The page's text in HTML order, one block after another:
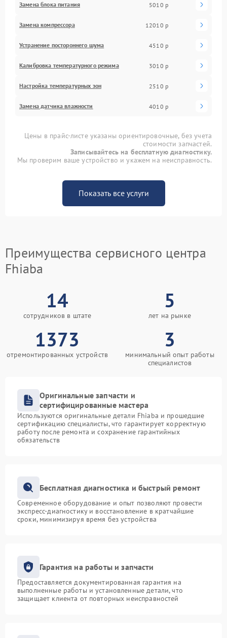
Замена блока питания 5010 р
Замена компрессора 12010 р
Устранение постороннего шума 4510 р
Калибровка температурного режима 3010 р
Настройка температурных зон 2510 р
Замена датчика влажности 4010 р
Цены в прайс-листе указаны ориентировочные, без учета
стоимости запчастей.
Записывайтесь на бесплатную диагностику.
Мы проверим ваше устройство и укажем на неисправность.
Показать все услуги
Преимущества сервисного центра
Fhiaba
14
сотрудников в штате
5
лет на рынке
1373
отремонтированных устройств
3
минимальный опыт работы
специалистов
Оригинальные запчасти и
сертифицированные мастера
Используются оригинальные детали Fhiaba и прошедшие
сертификацию специалисты, что гарантирует корректную
работу после ремонта и сохранение гарантийных
обязательств
Бесплатная диагностика и быстрый ремонт
Современное оборудование и опыт позволяют провести
экспресс-диагностику и восстановление в кратчайшие
сроки, минимизируя время без устройства
Гарантия на работы и запчасти
Предоставляется документированная гарантия на
выполненные работы и установленные детали, что
защищает клиента от повторных неисправностей